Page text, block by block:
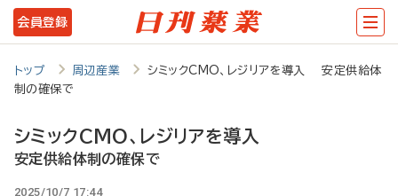
メ
イ
テ
会員登録
トップ 周辺産業
シミックCMO、レジリアを導入 安定供給体
制の確保で
シミックCMO、レジリアを導入
安定供給体制の確保で
2025/10/7 17:44